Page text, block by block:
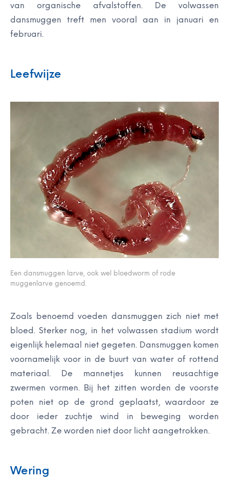
van organische afvalstoffen. De volwassen
dansmuggen treft men vooral aan in januari en
februari.
Leefwijze
Een dansmuggen larve, ook wel bloedworm of rode
muggenlarve genoemd.
Zoals benoemd voeden dansmuggen zich niet met
bloed. Sterker nog, in het volwassen stadium wordt
eigenlijk helemaal niet gegeten. Dansmuggen komen
voornamelijk voor in de buurt van water of rottend
materiaal. De mannetjes kunnen reusachtige
zwermen vormen. Bij het zitten worden de voorste
poten niet op de grond geplaatst, waardoor ze
door ieder zuchtje wind in beweging worden
gebracht. Ze worden niet door licht aangetrokken.
Wering